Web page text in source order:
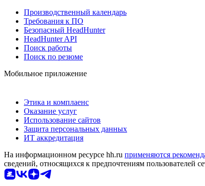
Производственный календарь
Требования к ПО
Безопасный HeadHunter
HeadHunter API
Поиск работы
Поиск по резюме
Мобильное приложение
Этика и комплаенс
Оказание услуг
Использование сайтов
Защита персональных данных
ИТ аккредитация
На информационном ресурсе hh.ru применяются
сведений, относящихся к предпочтениям пользователей